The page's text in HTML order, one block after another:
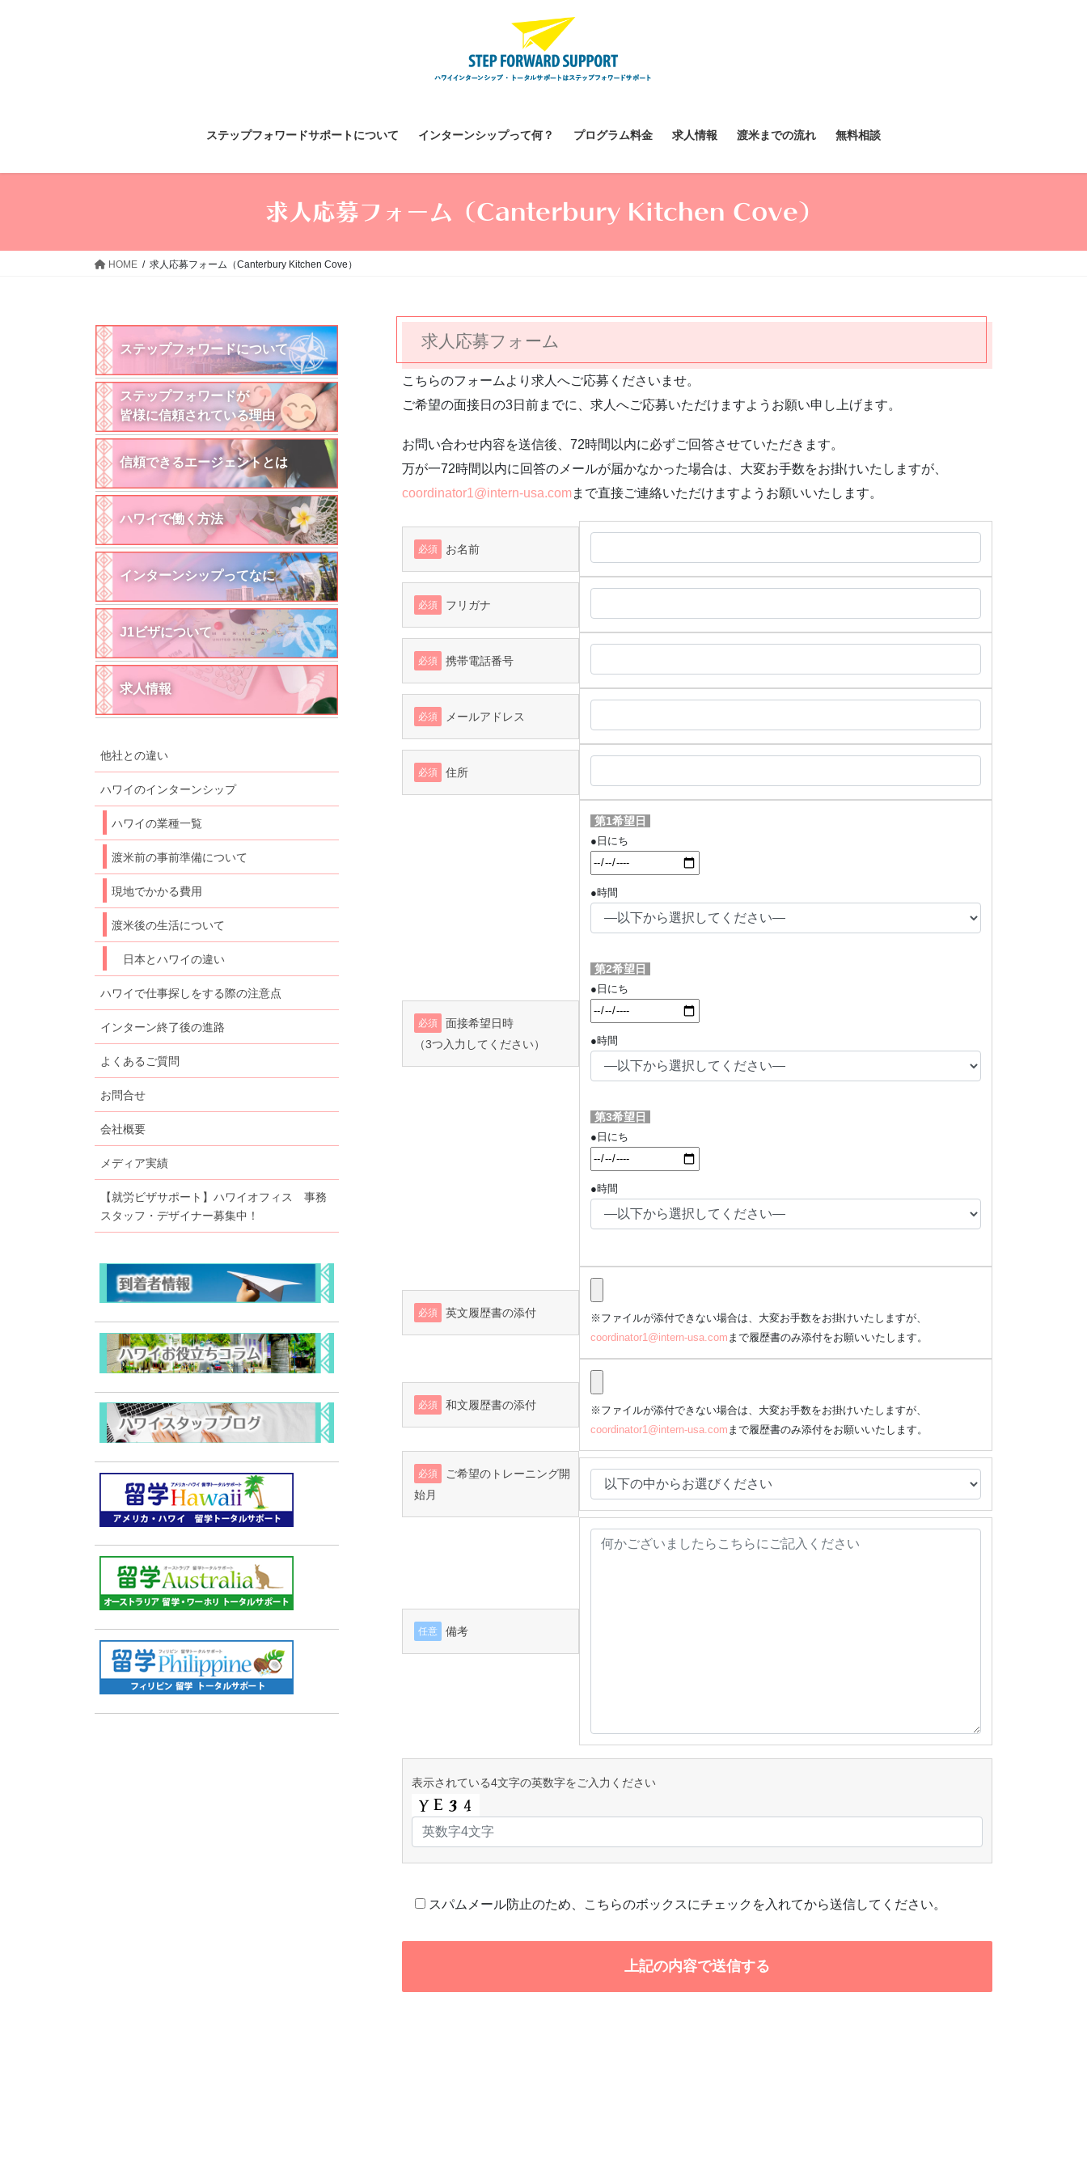
ステップフォワードサポートについて インターンシップって何？ プログラム料金 求人情報 渡米までの流れ 無料相談
求人応募フォーム（Canterbury Kitchen Cove）
HOME 求人応募フォーム（Canterbury Kitchen Cove）
求人応募フォーム
こちらのフォームより求人へご応募くださいませ。
ご希望の面接日の3日前までに、求人へご応募いただけますようお願い申し上げます。
お問い合わせ内容を送信後、72時間以内に必ずご回答させていただきます。
万が一72時間以内に回答のメールが届かなかった場合は、大変お手数をお掛けいたしますが、
coordinator1@intern-usa.comまで直接ご連絡いただけますようお願いいたします。
必須 お名前
必須 フリガナ
必須 携帯電話番号
必須 メールアドレス
必須 住所
必須
面接希望日時
（3つ入力してください）
第1希望日
●日にち
●時間
第2希望日
●日にち
●時間
第3希望日
●日にち
●時間
必須 英文履歴書の添付
※ファイルが添付できない場合は、大変お手数をお掛けいたしますが、
coordinator1@intern-usa.com まで履歴書のみ添付をお願いいたします。
必須 和文履歴書の添付
※ファイルが添付できない場合は、大変お手数をお掛けいたしますが、
coordinator1@intern-usa.com まで履歴書のみ添付をお願いいたします。
必須
ご希望のトレーニング開
始月
任意 備考
表示されている4文字の英数字をご入力ください
スパムメール防止のため、こちらのボックスにチェックを入れてから送信してください。
ステップフォワードについて
ステップフォワードが
皆様に信頼されている理由
信頼できるエージェントとは
ハワイで働く方法
インターンシップってなに
J1ビザについて
求人情報
他社との違い
ハワイのインターンシップ
ハワイの業種一覧
渡米前の事前準備について
現地でかかる費用
渡米後の生活について
日本とハワイの違い
ハワイで仕事探しをする際の注意点
インターン終了後の進路
よくあるご質問
お問合せ
会社概要
メディア実績
【就労ビザサポート】ハワイオフィス 事務
スタッフ・デザイナー募集中！